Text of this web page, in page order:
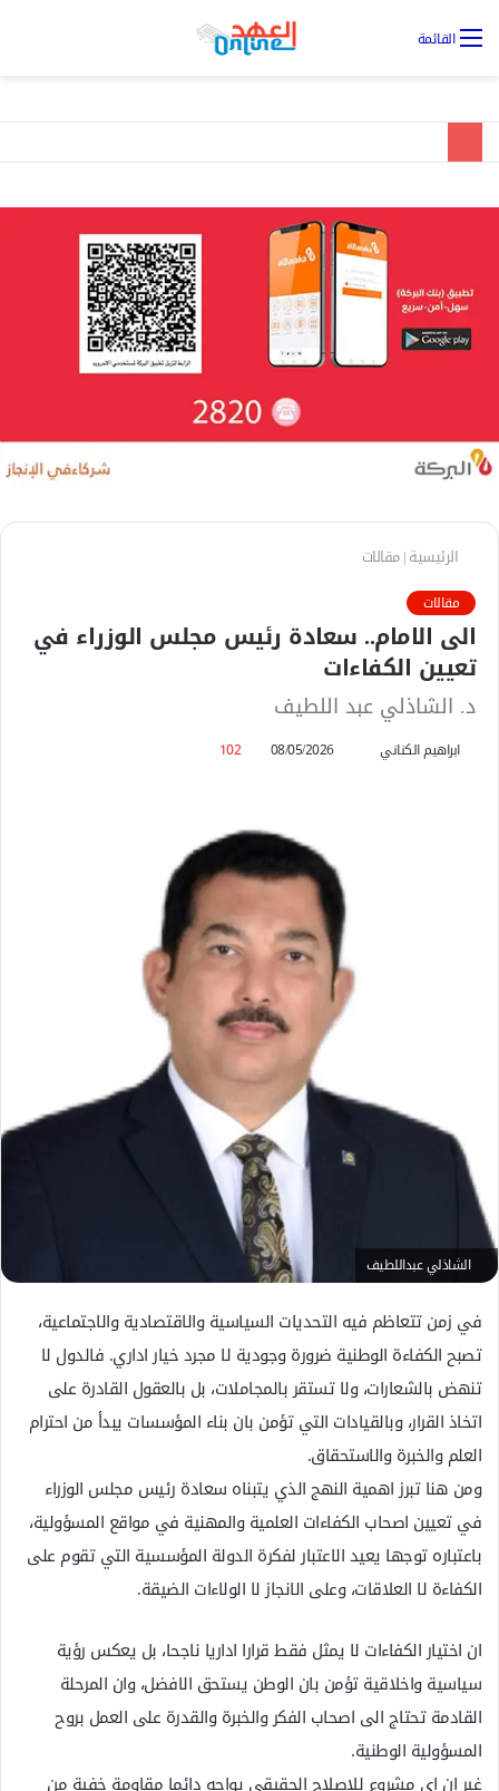
القائمة
الرئيسية|مقالات
مقالات
الى الامام.. سعادة رئيس مجلس الوزراء في
تعيين الكفاءات
د. الشاذلي عبد اللطيف
ابراهيم الكناني
ر
08/05/2026
102
الشاذلي عبداللطيف
في زمن تتعاظم فيه التحديات السياسية والاقتصادية والاجتماعية،
تصبح الكفاءة الوطنية ضرورة وجودية لا مجرد خيار اداري. فالدول لا
تنهض بالشعارات، ولا تستقر بالمجاملات، بل بالعقول القادرة على
اتخاذ القرار، وبالقيادات التي تؤمن بان بناء المؤسسات يبدأ من احترام
العلم والخبرة والاستحقاق.
ومن هنا تبرز اهمية النهج الذي يتبناه سعادة رئيس مجلس الوزراء
في تعيين اصحاب الكفاءات العلمية والمهنية في مواقع المسؤولية،
باعتباره توجها يعيد الاعتبار لفكرة الدولة المؤسسية التي تقوم على
الكفاءة لا العلاقات، وعلى الانجاز لا الولاءات الضيقة.
ان اختيار الكفاءات لا يمثل فقط قرارا اداريا ناجحا، بل يعكس رؤية
سياسية واخلاقية تؤمن بان الوطن يستحق الافضل، وان المرحلة
القادمة تحتاج الى اصحاب الفكر والخبرة والقدرة على العمل بروح
المسؤولية الوطنية.
غير ان اي مشروع للاصلاح الحقيقي يواجه دائما مقاومة خفية من